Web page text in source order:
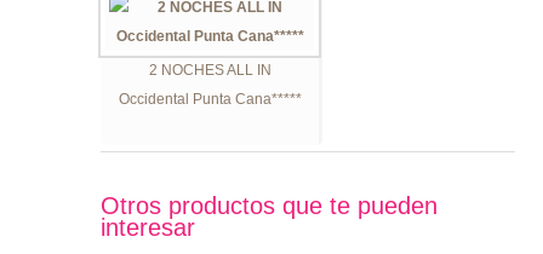
2 NOCHES ALL IN
Occidental Punta Cana*****
Otros productos que te pueden
interesar